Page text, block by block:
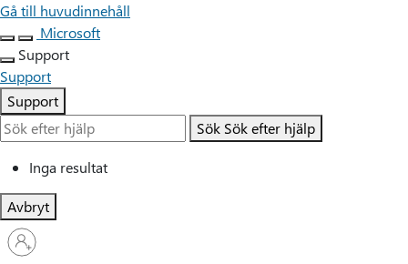
Gå till huvudinnehåll
Microsoft
Support
Support
Support
Sök Sök efter hjälp
Inga resultat
Avbryt
Logga
in